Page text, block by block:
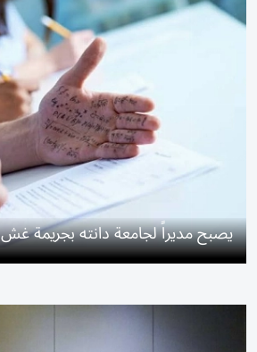
يصبح مديراً لجامعة دانته بجريمة غش